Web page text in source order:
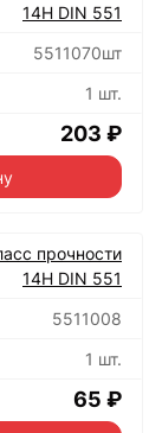
14Н DIN 551
5511070шт
1 шт.
203 ₽
прочности
14Н DIN 551
5511008
1 шт.
65 ₽